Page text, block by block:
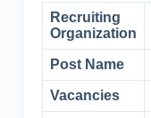
Recruiting
Organization
Post Name
Vacancies